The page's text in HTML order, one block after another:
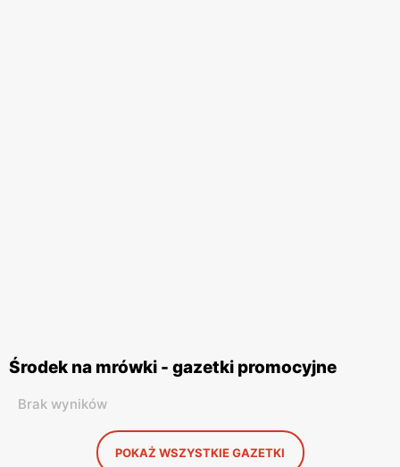
Środek na mrówki - gazetki promocyjne
Brak wyników
POKAŻ WSZYSTKIE GAZETKI